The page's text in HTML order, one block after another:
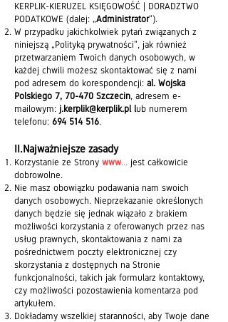
KERPLIK-KIERUZEL KSIĘGOWOŚĆ | DORADZTWO
PODATKOWE (dalej: „Administrator”).
W przypadku jakichkolwiek pytań związanych z
niniejszą „Polityką prywatności”, jak również
przetwarzaniem Twoich danych osobowych, w
każdej chwili możesz skontaktować się z nami
pod adresem do korespondencji: al. Wojska
Polskiego 7, 70-470 Szczecin, adresem e-
mailowym: j.kerplik@kerplik.pllub numerem
telefonu: 694 514 516.
II.Najważniejsze zasady
Korzystanie ze Strony www... jest całkowicie
dobrowolne.
Nie masz obowiązku podawania nam swoich
danych osobowych. Nieprzekazanie określonych
danych będzie się jednak wiązało z brakiem
możliwości korzystania z oferowanych przez nas
usług prawnych, skontaktowania z nami za
pośrednictwem poczty elektronicznej czy
skorzystania z dostępnych na Stronie
funkcjonalności, takich jak formularz kontaktowy,
czy możliwości pozostawienia komentarza pod
artykułem.
Dokładamy wszelkiej staranności, aby Twoje dane